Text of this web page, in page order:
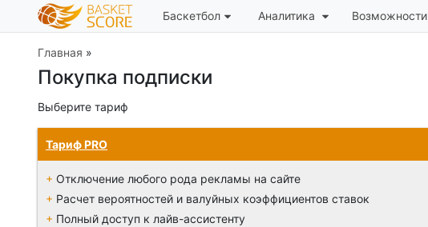
Баскетбол Аналитика Возможности
Главная »
Покупка подписки
Выберите тариф
что не входят.
Тариф PRO
+ Отключение любого рода рекламы на сайте
+ Расчет вероятностей и валуйных коэффициентов ставок
+ Полный доступ к лайв-ассистенту